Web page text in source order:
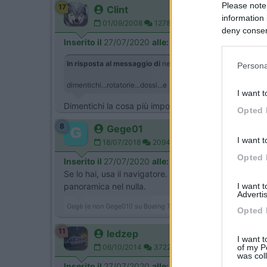
Please
information
deny
I want
Opted
I want
Opted
I want
Opted
I want
of my
was
17 Clint
01/09/2008 12789
Inserito il 27/07/2020 alle:
In risposta al messaggio di nemo family 27/07/2020
dimentichi...rotatorie...dossi...e autovelox a josa !!
Dimentichi la cosa più importante il pessimo fondo
8 Gege01
18/07/2018 2094
Inserito il 27/07/2020 alle:
Se lo hai, usa il navigatore. Imposto la partenza,
panoramica nel nulla.
Gegè (e non Gege01!) su Boeing 747 (Katamarano 50 MY19)
11 ledzep
06/10/2014 3722